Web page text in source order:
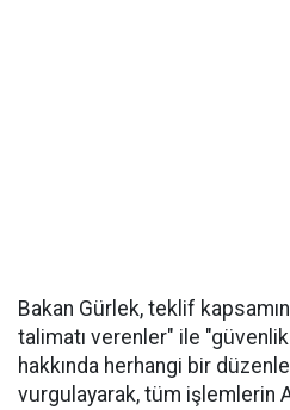
Bakan Gürlek, teklif
talimatı verenler" ile
hakkında herhangi bir
vurgulayarak, tüm işlemlerin